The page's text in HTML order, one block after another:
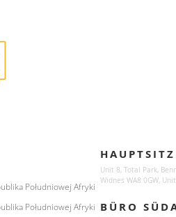
Południowej Afryki
Południowej Afryki
HAUPTSITZ
Unit 8, Total Park,
Widnes WA8 0GW,
BÜRO